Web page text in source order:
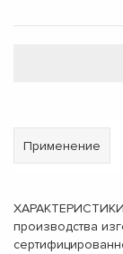
Применение
производства